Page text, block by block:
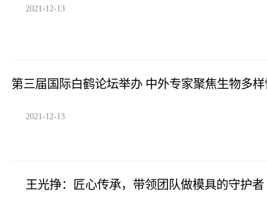
2021-12-13
第三届国际白鹤论坛举办 中外专家聚焦生物多
2021-12-13
王光挣：匠心传承，带领团队做模具的守护者